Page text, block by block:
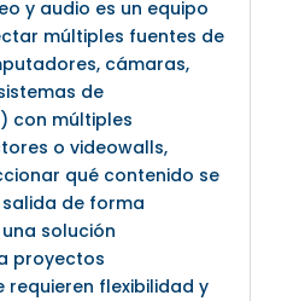
y audio es un equipo
múltiples fuentes de
cámaras,
de
con múltiples
o videowalls,
qué contenido se
de forma
solución
proyectos
requieren flexibilidad y